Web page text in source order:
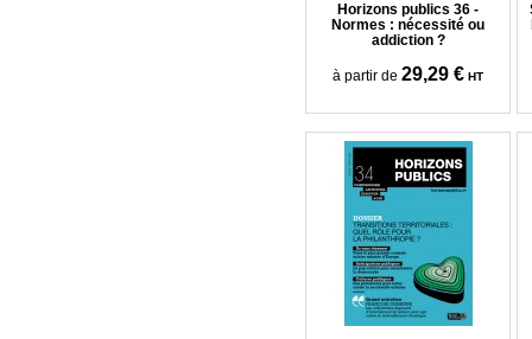
Horizons publics 36 -
Normes : nécessité ou
addiction ?
à partir de 29,29 € HT